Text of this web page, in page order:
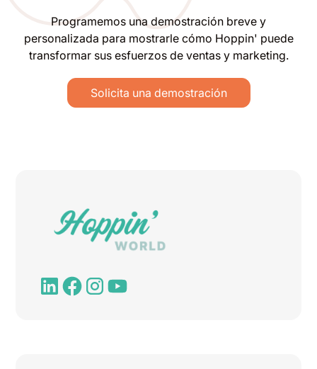
Programemos una demostración breve y
personalizada para mostrarle cómo Hoppin' puede
transformar sus esfuerzos de ventas y marketing.
Solicita una demostración